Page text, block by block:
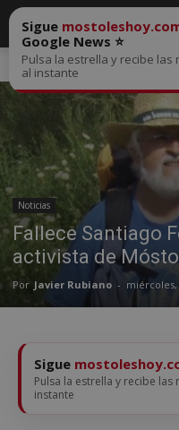
Inicio Noticias
Noticias
Fallece Santiago
activista de
Por Javier Rubiano -
Sigue
Google News ⭐
Pulsa la estrella y recibe las
al instante
Sigue
Pulsa la estrella y recibe
instante